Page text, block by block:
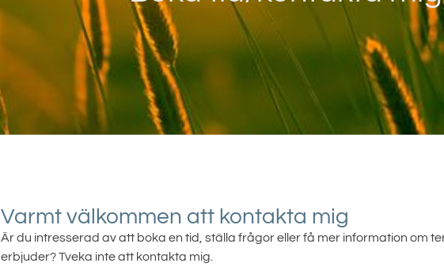
Varmt välkommen att kontakta mig
Är du intresserad av att boka en tid, ställa frågor eller få mer information om
erbjuder? Tveka inte att kontakta mig.